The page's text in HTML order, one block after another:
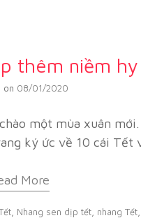
thêm niềm
on 08/01/2020
một mùa xuân
ký ức về 10 cái Tết
More
, Nhang sen dịp tết, nhang Tết,